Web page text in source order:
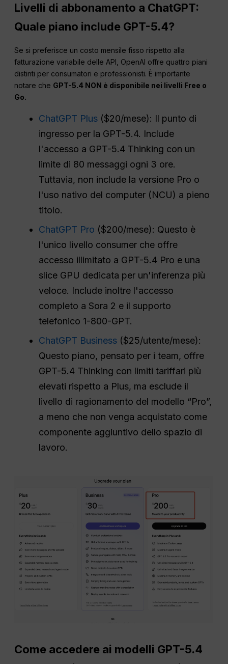
Livelli di abbonamento a ChatGPT:
Quale piano include GPT-5.4?
Se si preferisce un costo mensile fisso rispetto alla
fatturazione variabile delle API, OpenAI offre quattro piani
distinti per consumatori e professionisti. È importante
notare che GPT-5.4 NON è disponibile nei livelli Free o
Go.
ChatGPT Plus ($20/mese): Il punto di
ingresso per la GPT-5.4. Include
l'accesso a GPT-5.4 Thinking con un
limite di 80 messaggi ogni 3 ore.
Tuttavia, non include la versione Pro o
l'uso nativo del computer (NCU) a pieno
titolo.
ChatGPT Pro ($200/mese): Questo è
l'unico livello consumer che offre
accesso illimitato a GPT-5.4 Pro e una
slice GPU dedicata per un'inferenza più
veloce. Include inoltre l'accesso
completo a Sora 2 e il supporto
telefonico 1-800-GPT.
ChatGPT Business ($25/utente/mese):
Questo piano, pensato per i team, offre
GPT-5.4 Thinking con limiti tariffari più
elevati rispetto a Plus, ma esclude il
livello di ragionamento del modello “Pro”,
a meno che non venga acquistato come
componente aggiuntivo dello spazio di
lavoro.
Come accedere ai modelli GPT-5.4